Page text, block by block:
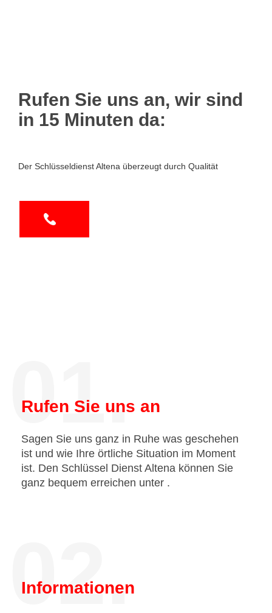
Rufen Sie uns an, wir sind
in 15 Minuten da:
Der Schlüsseldienst Altena überzeugt durch Qualität
01.
Rufen Sie uns an
Sagen Sie uns ganz in Ruhe was geschehen
ist und wie Ihre örtliche Situation im Moment
ist. Den Schlüssel Dienst Altena können Sie
ganz bequem erreichen unter .
02.
Informationen